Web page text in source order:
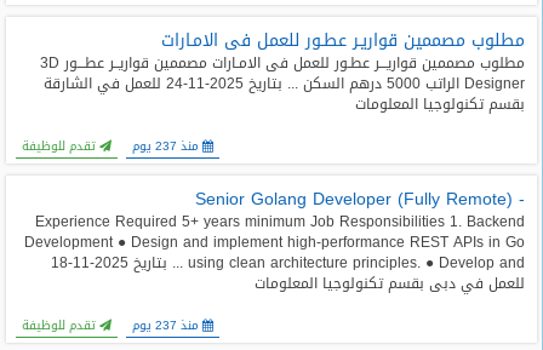
وظائف
حكومية
المدونة
مطلوب مصممين قواريـر عطـور للعمل فى الامـارات
مطلوب مصممين قواريـــر عطـور للعمل فى الامـارات مصممين قواريــر عطـــور 3D
Designer الراتب 5000 درهم السكن ... بتاريخ 2025-11-24 للعمل في الشارقة
بقسم تكنولوجيا المعلومات
منذ 237 يوم تقدم للوظيفة
- Senior Golang Developer (Fully Remote)
Experience Required 5+ years minimum Job Responsibilities 1. Backend
Development ● Design and implement high-performance REST APIs in Go
using clean architecture principles. ● Develop and ... بتاريخ 2025-11-18
للعمل في دبى بقسم تكنولوجيا المعلومات
منذ 237 يوم تقدم للوظيفة